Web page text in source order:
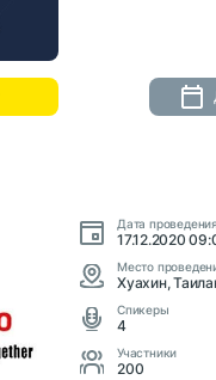
Дата проведения
17.12.2020
Место
Хуахин,
Cпикеры
4
Участники
200